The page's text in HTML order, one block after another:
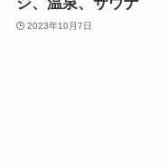
2023年10月7日